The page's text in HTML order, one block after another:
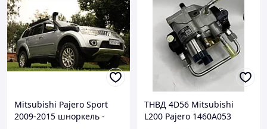
Mitsubishi Pajero Sport
2009-2015 шноркель -
ТНВД 4D56 Mitsubishi
L200 Pajero 1460A053